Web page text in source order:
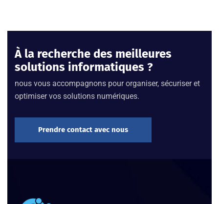
À la recherche des meilleures
solutions informatiques ?
nous vous accompagnons pour organiser, sécuriser et
optimiser vos solutions numériques.
Prendre contact avec nous